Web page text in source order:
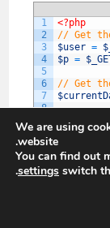
1
2
3
4
5
6
7
8
10
11
12
13
14
<?php
// Get
$user =
$p =
// Get
$response
'p' =
We are using
website.
You can find out
switch
settings
.